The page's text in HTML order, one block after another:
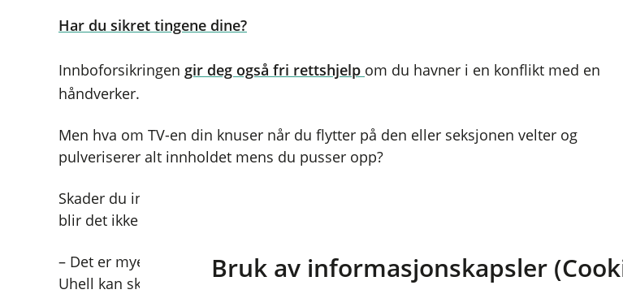
Har du sikret tingene dine?
Innboforsikringen gir deg også fri rettshjelp om du havner i en konflikt med en
håndverker.
Men hva om TV-en din knuser når du flytter på den eller seksjonen velter og
pulveriserer alt innholdet mens du pusser opp?
Skader du innboet ditt ved plutselige og uforutsette hendelser når du pusser opp,
blir det ikke dekket av en vanlig innboforsikring. Da er det Innbo Pluss du må ha.
– Det er mye som skjer ved en oppussing, hvor ting flyttes rundt og pakkes ned.
Uhell kan skje ved at ting velter, og det er fort gjort å skrape opp for eksempel
Bruk av informasjonskapsler